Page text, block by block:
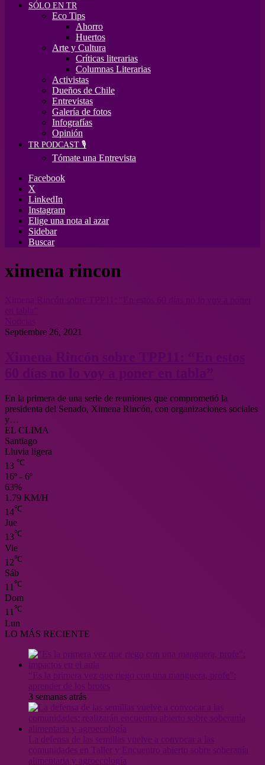
SÓLO EN TR
Eco Tips
Ahorro
Huertos
Arte y Cultura
Críticas literarias
Columnas Literarias
Activistas
Dueños de Chile
Entrevistas
Galería de fotos
Infografías
Opinión
TR PODCAST 🎙️
Tómate una Entrevista
Facebook
X
LinkedIn
Instagram
Elige una nota al azar
Sidebar
Buscar
ximena rincon
Septiembre 26, 2021
En la primera de una serie de reuniones que comprometió la
presidenta del Senado, Ximena Rincón, con organizaciones sociales
y…
EL CLIMA
Santiago
Lluvia ligera
13 ℃
16º - 6º
63%
1.79 KM/H
14℃
Jue
13℃
Vie
12℃
Sáb
11 ℃
Dom
11℃
Lun
LO MÁS RECIENTE
3 semanas atrás